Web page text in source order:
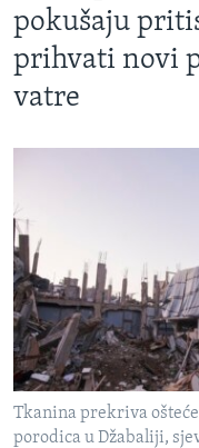
pokušaju
prihvati novi
vatre
Tkanina prekriva
porodica u Džabaliji,